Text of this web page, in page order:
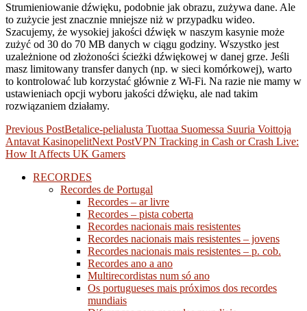
Strumieniowanie dźwięku, podobnie jak obrazu, zużywa dane. Ale
to zużycie jest znacznie mniejsze niż w przypadku wideo.
Szacujemy, że wysokiej jakości dźwięk w naszym kasynie może
zużyć od 30 do 70 MB danych w ciągu godziny. Wszystko jest
uzależnione od złożoności ścieżki dźwiękowej w danej grze. Jeśli
masz limitowany transfer danych (np. w sieci komórkowej), warto
to kontrolować lub korzystać głównie z Wi-Fi. Na razie nie mamy w
ustawieniach opcji wyboru jakości dźwięku, ale nad takim
rozwiązaniem działamy.
Post
navigation
Previous PostBetalice-pelialusta Tuottaa Suomessa Suuria Voittoja
Antavat KasinopelitNext PostVPN Tracking in Cash or Crash Live:
How It Affects UK Gamers
RECORDES
Recordes de Portugal
Recordes – ar livre
Recordes – pista coberta
Recordes nacionais mais resistentes
Recordes nacionais mais resistentes – jovens
Recordes nacionais mais resistentes – p. cob.
Recordes ano a ano
Multirecordistas num só ano
Os portugueses mais próximos dos recordes
mundiais